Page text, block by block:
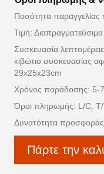
Ποσότητα παραγγελίας
Τιμή: Διαπραγματεύσιμα
Συσκευασία
κιβώτιο συσκευασίας
29x25x23cm
Χρόνος παράδοσης: 5-7
Όροι πληρωμής: L/C,
Δυνατότητα
Πάρτε την